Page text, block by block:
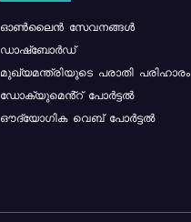
ഓൺലൈൻ സേവനങ്ങൾ
ഡാഷ്ബോർഡ്
മുഖ്യമന്ത്രിയുടെ പരാതി പരിഹാരം
ഡോക്യുമെൻ്റ് പോർട്ടൽ
ഔദ്യോഗിക വെബ് പോർട്ടൽ